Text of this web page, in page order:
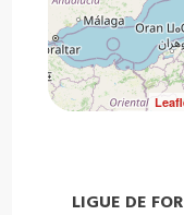
LIGUE DE